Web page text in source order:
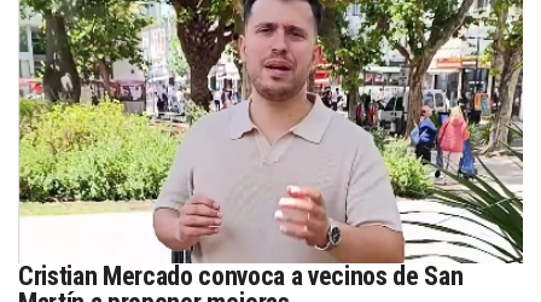
Cristian Mercado convoca a vecinos de San